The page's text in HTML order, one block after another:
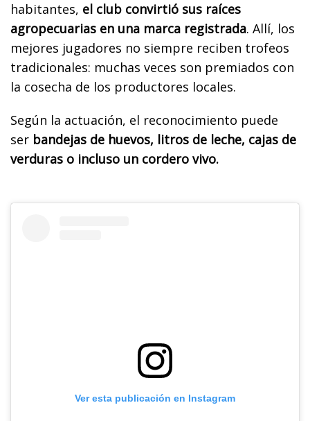
habitantes, el club convirtió sus raíces
agropecuarias en una marca registrada. Allí, los
mejores jugadores no siempre reciben trofeos
tradicionales: muchas veces son premiados con
la cosecha de los productores locales.
Según la actuación, el reconocimiento puede
ser bandejas de huevos, litros de leche, cajas de
verduras o incluso un cordero vivo.
Ver esta publicación en Instagram